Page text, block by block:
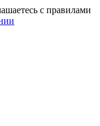
c правилами